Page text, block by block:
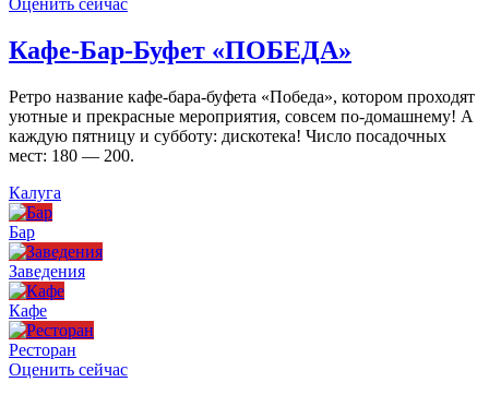
Кафе-Бар-Буфет «ПОБЕДА»
Ретро название кафе-бара-буфета «Победа», котором проходят
уютные и прекрасные мероприятия, совсем по-домашнему! А
каждую пятницу и субботу: дискотека! Число посадочных
мест: 180 — 200.
Калуга
Бар
Заведения
Кафе
Ресторан
Оценить сейчас